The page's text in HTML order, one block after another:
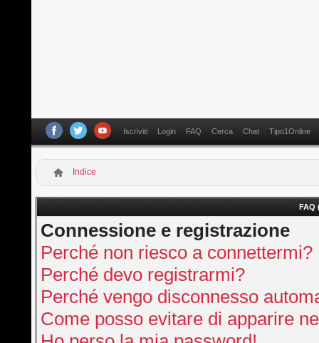
Iscriviti Login FAQ Cerca Chat Tipo1Online
Indice
FAQ
Connessione e registrazione
Perché non riesco a connettermi?
Perché devo registrarmi?
Perché vengo disconnesso
Come posso evitare di apparire